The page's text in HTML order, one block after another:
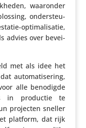
waaronder
onder­steu­
opti­ma­li­satie,
advies over bevei­
met als idee het
auto­ma­ti­se­ring,
alle benodigde
in productie te
projecten sneller
platform, dat rijk